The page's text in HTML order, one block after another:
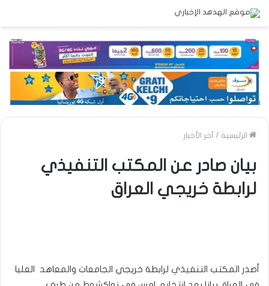
الرئيسية / آخر الأخبار
بيان صادر عن المكتب التنفيذي
لرابطة خريجي العراق
أصدر المكتب التنفيذي لرابطة خريجي الجامعات والمعاهد العليا